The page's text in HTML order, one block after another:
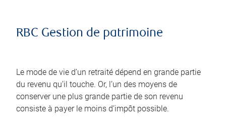
RBC Gestion de patrimoine
Le mode de vie d’un retraité dépend en grande partie
du revenu qu’il touche. Or, l’un des moyens de
conserver une plus grande partie de son revenu
consiste à payer le moins d’impôt possible.